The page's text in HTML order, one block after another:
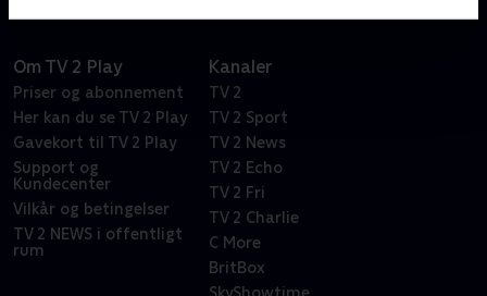
Om TV 2 Play
Priser og abonnement
Her kan du se TV 2 Play
Gavekort til TV 2 Play
Support og
Kundecenter
Vilkår og betingelser
TV 2 NEWS i offentligt
rum
Kanaler
TV 2
TV 2 Sport
TV 2 News
TV 2 Echo
TV 2 Fri
TV 2 Charlie
C More
BritBox